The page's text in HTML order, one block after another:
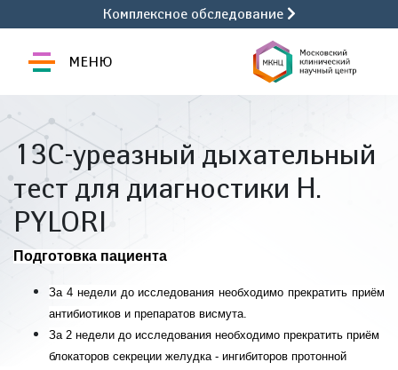
Комплексное обследование
МЕНЮ
13С-уреазный дыхательный
тест для диагностики Н.
PYLORI
Подготовка пациента
За 4 недели до исследования необходимо прекратить приём
антибио­тиков и препаратов висмута.
За 2 недели до исследования необходимо прекратить приём
блокаторов секреции желудка - ингибиторов протонной